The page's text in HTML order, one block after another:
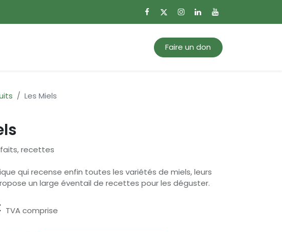
Faire un don
Les Miels
recettes
qui recense enfin toutes les variétés de miels, leurs
un large éventail de recettes pour les déguster.
TVA comprise